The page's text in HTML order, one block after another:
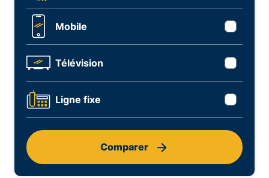
Mobile
Télévision
Ligne fixe
Comparer